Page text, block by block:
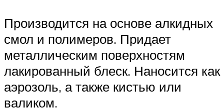
Производится на основе алкидных
смол и полимеров. Придает
металлическим поверхностям
лакированный блеск. Наносится как
аэрозоль, а также кистью или
валиком.